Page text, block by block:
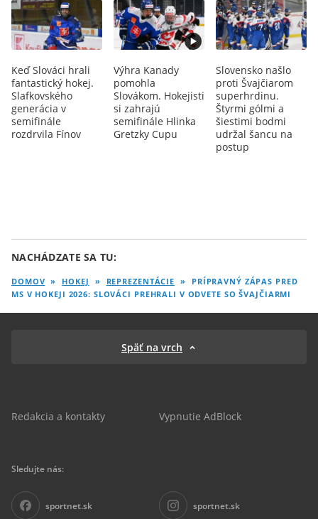
Keď Slováci hrali
fantastický hokej.
Slafkovského
generácia v
semifinále
rozdrvila Fínov
Výhra Kanady
pomohla
Slovákom. Hokejisti
si zahrajú
semifinále Hlinka
Gretzky Cupu
Slovensko našlo
proti Švajčiarom
superhrdinu.
Štyrmi gólmi a
šiestimi bodmi
udržal šancu na
postup
NACHÁDZATE SA TU:
DOMOV » HOKEJ » REPREZENTÁCIE »
PRÍPRAVNÝ ZÁPAS PRED
MS V HOKEJI 2026: SLOVÁCI PREHRALI V ODVETE SO ŠVAJČIARMI
Späť na vrch
Redakcia a kontakty Vypnutie AdBlock
Sledujte nás:
sportnet.sk sportnet.sk